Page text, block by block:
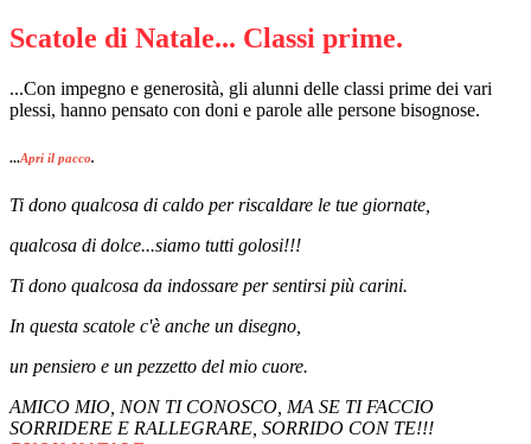
Scatole di Natale... Classi prime.
...Con impegno e generosità, gli alunni delle classi prime dei vari
plessi, hanno pensato con doni e parole alle persone bisognose.
...Apri il pacco.
Ti dono qualcosa di caldo per riscaldare le tue giornate,
qualcosa di dolce...siamo tutti golosi!!!
Ti dono qualcosa da indossare per sentirsi più carini.
In questa scatole c'è anche un disegno,
un pensiero e un pezzetto del mio cuore.
AMICO MIO, NON TI CONOSCO, MA SE TI FACCIO
SORRIDERE E RALLEGRARE, SORRIDO CON TE!!!